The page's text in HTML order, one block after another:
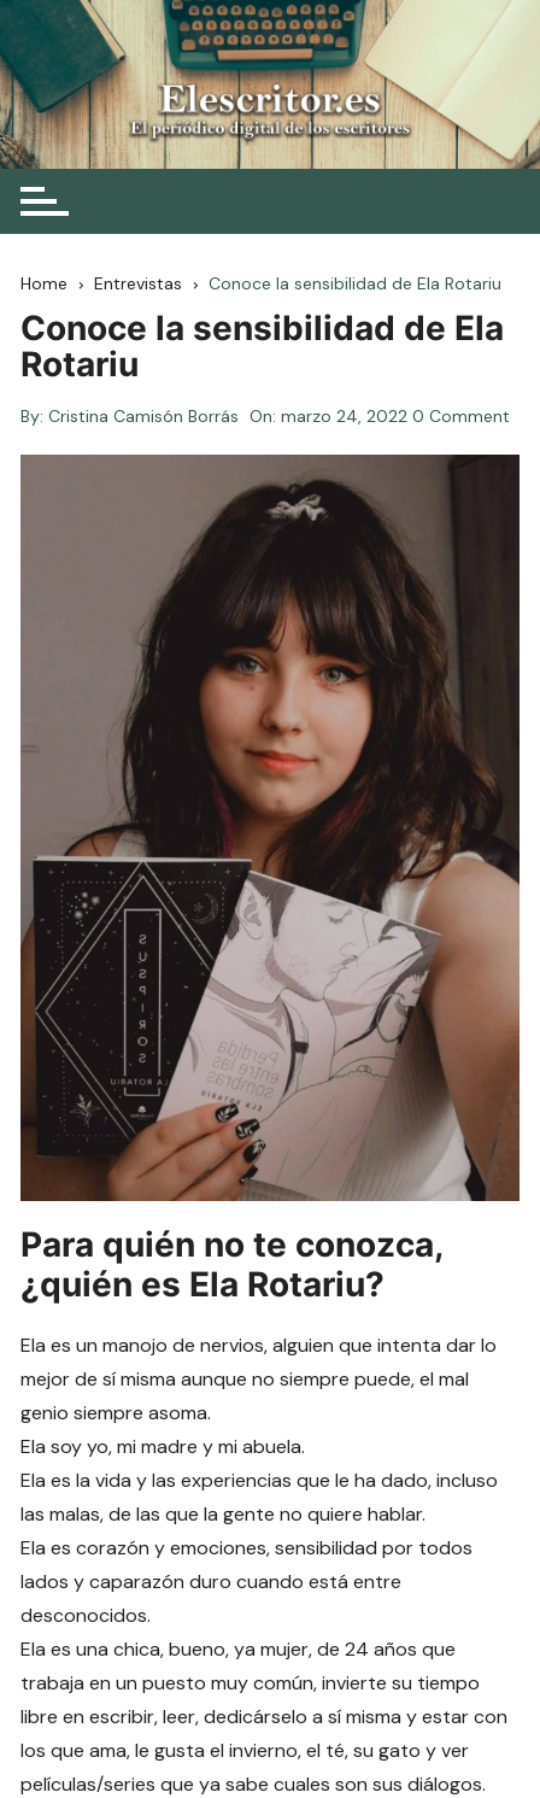
Skip
to
content
Elescritor.es
El periódico digital de los escritores
Home Entrevistas Conoce la sensibilidad de Ela Rotariu
Conoce la sensibilidad de Ela
Rotariu
By: Cristina Camisón Borrás On:marzo 24, 2022 0 Comment
Para quién no te conozca,
¿quién es Ela Rotariu?
Ela es un manojo de nervios, alguien que intenta dar lo
mejor de sí misma aunque no siempre puede, el mal
genio siempre asoma.
Ela soy yo, mi madre y mi abuela.
Ela es la vida y las experiencias que le ha dado, incluso
las malas, de las que la gente no quiere hablar.
Ela es corazón y emociones, sensibilidad por todos
lados y caparazón duro cuando está entre
desconocidos.
Ela es una chica, bueno, ya mujer, de 24 años que
trabaja en un puesto muy común, invierte su tiempo
libre en escribir, leer, dedicárselo a sí misma y estar con
los que ama, le gusta el invierno, el té, su gato y ver
películas/series que ya sabe cuales son sus diálogos.